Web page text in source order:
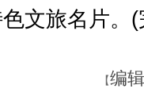
文旅名片。(
【编